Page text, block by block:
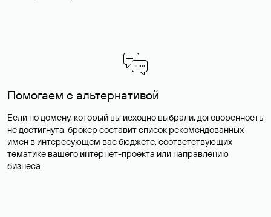
Помогаем с альтернативой
Если по домену, который вы исходно выбрали, договоренность
не достигнута, брокер составит список рекомендованных
имен в интересующем вас бюджете, соответствующих
тематике вашего интернет-проекта или направлению
бизнеса.